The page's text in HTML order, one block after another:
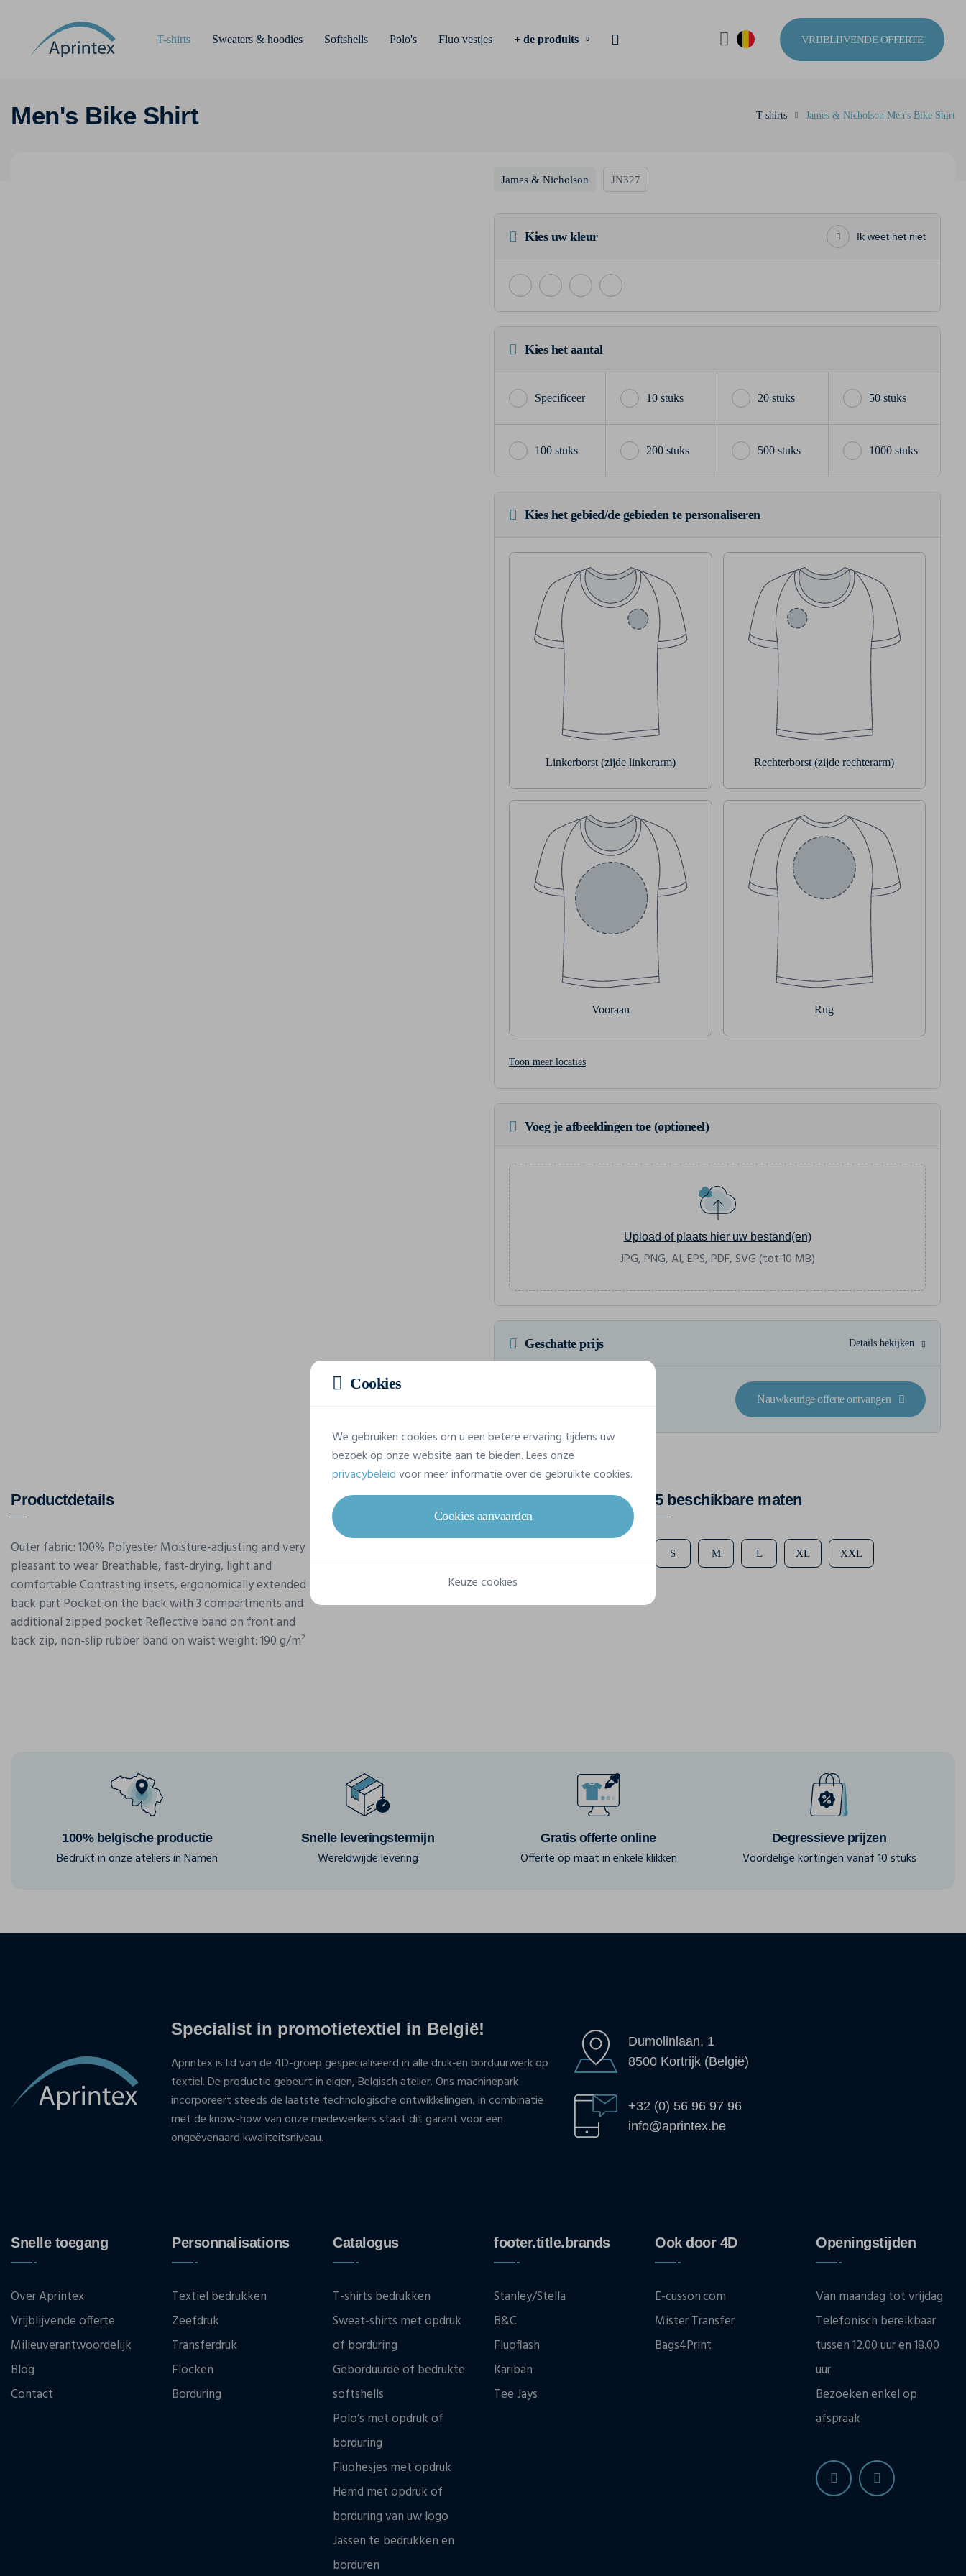
T-shirts Sweaters & hoodies Softshells Polo's Fluo vestjes + de produits VRIJBLIJVENDE OFFERTE
Men's Bike Shirt T-shirts James & Nicholson Men's Bike Shirt
James & Nicholson JN327
Kies uw kleur Ik weet het niet
Kies het aantal
10 stuks 20 stuks 50 stuks
100 stuks 200 stuks 500 stuks 1000 stuks
Kies het gebied/de gebieden te personaliseren
Linkerborst (zijde linkerarm) Rechterborst (zijde rechterarm)
Vooraan Rug
Toon meer locaties
Voeg je afbeeldingen toe (optioneel)
Upload of plaats hier uw bestand(en)
JPG, PNG, AI, EPS, PDF, SVG (tot 10 MB)
Geschatte prijs Details bekijken
Vraag jouw offerte op maat aan
Nauwkeurige offerte ontvangen
Productdetails
Outer fabric: 100% Polyester Moisture-adjusting and very
pleasant to wear Breathable, fast-drying, light and
comfortable Contrasting insets, ergonomically extended
back part Pocket on the back with 3 compartments and
additional zipped pocket Reflective band on front and
back zip, non-slip rubber band on waist weight: 190 g/m²
Eigenschappen 5 beschikbare maten
S M L XL XXL
100% belgische productie
Bedrukt in onze ateliers in Namen
Snelle leveringstermijn
Wereldwijde levering
Gratis offerte online
Offerte op maat in enkele klikken
Degressieve prijzen
Voordelige kortingen vanaf 10 stuks
Specialist in promotietextiel in België!
Aprintex is lid van de 4D-groep gespecialiseerd in alle druk-en borduurwerk op
textiel. De productie gebeurt in eigen, Belgisch atelier. Ons machinepark
incorporeert steeds de laatste technologische ontwikkelingen. In combinatie
met de know-how van onze medewerkers staat dit garant voor een
ongeëvenaard kwaliteitsniveau.
Dumolinlaan, 1
8500 Kortrijk (België)
+32 (0) 56 96 97 96
info@aprintex.be
Snelle toegang
Over Aprintex
Vrijblijvende offerte
Milieuverantwoordelijk
Blog
Contact
Personnalisations
Textiel bedrukken
Zeefdruk
Transferdruk
Flocken
Borduring
Catalogus
T-shirts bedrukken
Sweat-shirts met opdruk
of borduring
Geborduurde of bedrukte
softshells
Polo’s met opdruk of
borduring
Fluohesjes met opdruk
Hemd met opdruk of
borduring van uw logo
Jassen te bedrukken en
borduren
footer.title.brands
Stanley/Stella
B&C
Fluoflash
Kariban
Tee Jays
Ook door 4D
E-cusson.com
Mister Transfer
Bags4Print
Openingstijden
Van maandag tot vrijdag
Telefonisch bereikbaar
tussen 12.00 uur en 18.00
uur
Bezoeken enkel op
afspraak
Cookies
We gebruiken cookies om u een betere ervaring tijdens uw
bezoek op onze website aan te bieden. Lees onze
privacybeleidvoor meer informatie over de gebruikte cookies.
Cookies aanvaarden
Keuze cookies